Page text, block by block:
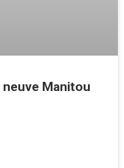
Manitou